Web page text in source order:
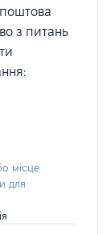
з питань
місце
для